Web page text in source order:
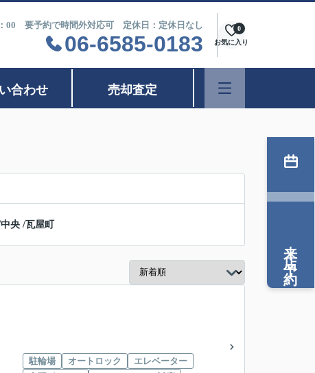
00 要予約で時間外対応可 定休日：定休日なし
06-6585-0183 お気に入り
0
合わせ 売却査定
央 /瓦屋町
駐輪場 オートロック
エレベーター
来店予約